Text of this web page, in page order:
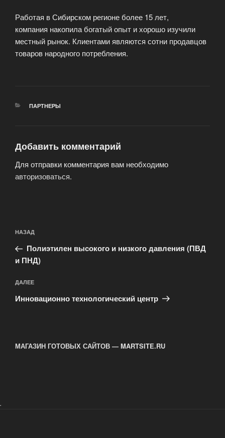
Работая в Сибирском регионе более 15 лет,
компания накопила богатый опыт и хорошо изучили
местный рынок. Клиентами являются сотни продавцов
товаров народного потребления.
РУБРИКИ
ПАРТНЕРЫ
Добавить комментарий
Для отправки комментария вам необходимо
авторизоваться.
по
записям
Предыдущая
запись:
НАЗАД
Полиэтилен высокого и низкого давления (ПВД
и ПНД)
Следующая
запись
ДАЛЕЕ
Инновационно технологический центр
МАГАЗИН ГОТОВЫХ САЙТОВ — MARTSITE.RU
.